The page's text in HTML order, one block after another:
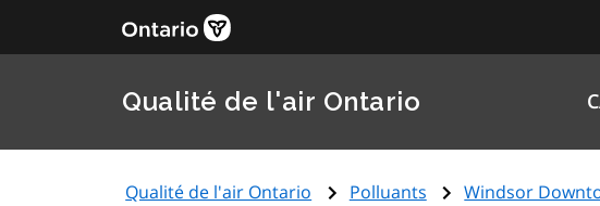
Qualité de l'air Ontario
Qualité de l'air Ontario Polluants Windsor